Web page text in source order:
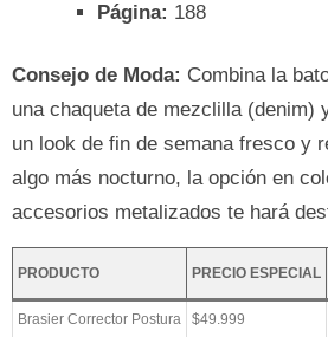
Página: 188
Consejo de Moda: Combina la
una chaqueta de mezclilla (denim)
un look de fin de semana fresco y
algo más nocturno, la opción en
accesorios metalizados te hará
PRODUCTO PRECIO ESPECIAL
Brasier Corrector Postura $49.999